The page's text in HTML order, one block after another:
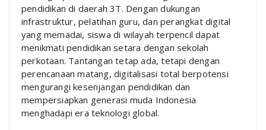
pendidikan di daerah 3T. Dengan dukungan
infrastruktur, pelatihan guru, dan perangkat digital
yang memadai, siswa di wilayah terpencil dapat
menikmati pendidikan setara dengan sekolah
perkotaan. Tantangan tetap ada, tetapi dengan
perencanaan matang, digitalisasi total berpotensi
mengurangi kesenjangan pendidikan dan
mempersiapkan generasi muda Indonesia
menghadapi era teknologi global.